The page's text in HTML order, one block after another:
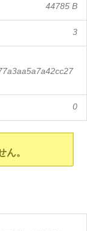
44785 B
3
0
ん。